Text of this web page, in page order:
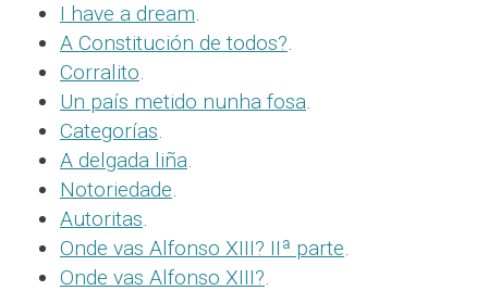
I have a dream.
A Constitución de todos?.
Corralito.
Un país metido nunha fosa.
Categorías.
A delgada liña.
Notoriedade.
Autoritas.
Onde vas Alfonso XIII? IIª parte.
Onde vas Alfonso XIII?.